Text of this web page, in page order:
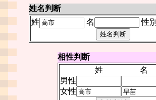
姓名判断
姓
名 性別
相性判断
姓
名
男性
女性